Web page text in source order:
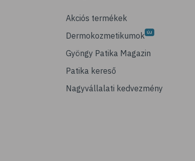
Akciós termékek
Dermokozmetikumok
Gyöngy Patika Magazin
Patika kereső
Nagyvállalati kedvezmény